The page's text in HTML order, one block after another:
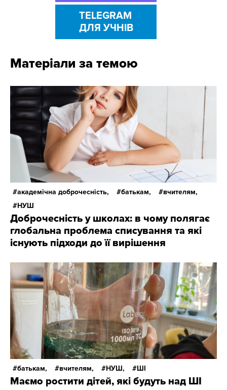
TELEGRAM
ДЛЯ УЧНІВ
Матеріали за темою
академічна доброчесність, батькам,
вчителям,
НУШ
Доброчесність у школах: в чому полягає
глобальна проблема списування та які
існують підходи до її вирішення
батькам, вчителям, НУШ, ШІ
Маємо ростити дітей, які будуть над ШІ